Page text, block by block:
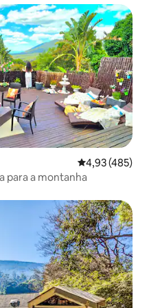
hóspedes
4,93 de uma
4,93 (485)
para a montanha